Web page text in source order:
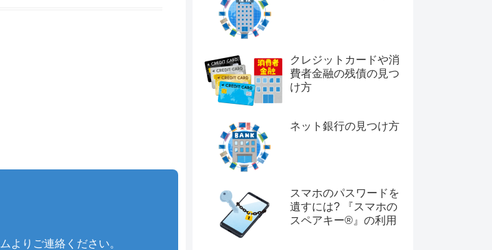
よりご連絡ください。
クレジットカードや消
費者金融の残債の見つ
け方
ネット銀行の見つけ方
スマホのパスワードを
遺すには? 『スマホの
スペアキー®︎』の利用